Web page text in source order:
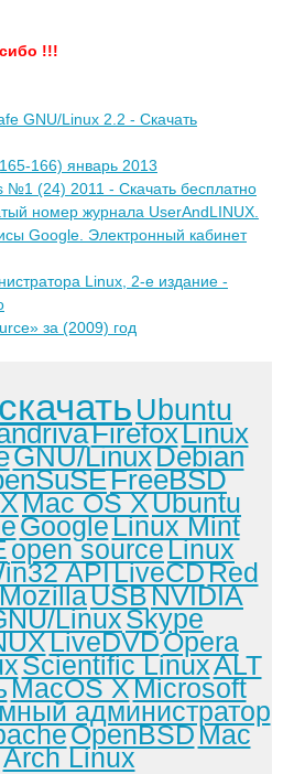
!!!
GNU/Linux 2.2 - Скачать
166) январь 2013
№1 (24) 2011 - Скачать бесплатно
номер журнала UserAndLINUX.
Google. Электронный кабинет
Linux, 2-е издание -
за (2009) год
скачать Ubuntu
FirefoxLinux
GNU/LinuxDebian
FreeBSD
Mac OS XUbuntu
GoogleLinux Mint
open sourceLinux
APILiveCDRed
MozillaUSBNVIDIA
LinuxSkype
LiveDVDOpera
Scientific LinuxALT
MacOS XMicrosoft
администратор
OpenBSDMac
Arch Linux